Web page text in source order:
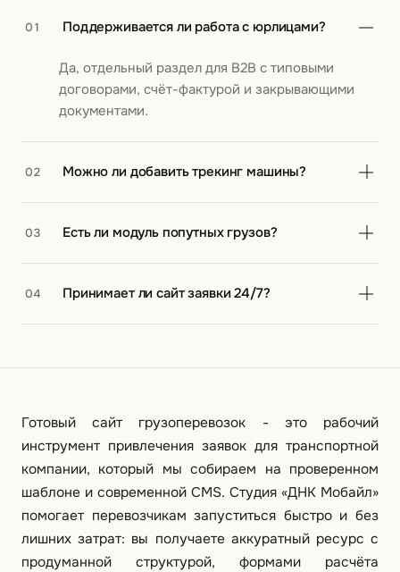
01 Поддерживается ли работа с юрлицами?
Да, отдельный раздел для B2B с типовыми
договорами, счёт-фактурой и закрывающими
документами.
02 Можно ли добавить трекинг машины?
видит, где сейчас его груз в реальном времени.
03 Есть ли модуль попутных грузов?
загрузки в обратный путь.
04 Принимает ли сайт заявки 24/7?
Готовый сайт грузоперевозок - это рабочий
инструмент привлечения заявок для транспортной
компании, который мы собираем на проверенном
шаблоне и современной CMS. Студия «ДНК Мобайл»
помогает перевозчикам запуститься быстро и без
лишних затрат: вы получаете аккуратный ресурс с
продуманной структурой, формами расчёта